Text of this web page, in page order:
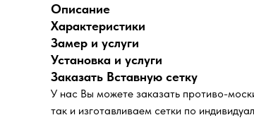
Описание
Характеристики
Замер и услуги
Установка и услуги
Заказать Вставную сетку
У нас Вы можете заказать противо-
так и изготавливаем сетки по